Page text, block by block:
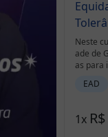
Neste
ade de
as para
EAD
1x